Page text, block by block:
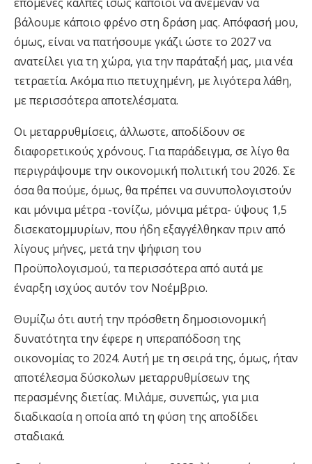
βάλουμε κάποιο φρένο στη δράση μας. Απόφασή μου,
όμως, είναι να πατήσουμε γκάζι ώστε το 2027 να
ανατείλει για τη χώρα, για την παράταξή μας, μια νέα
τετραετία. Ακόμα πιο πετυχημένη, με λιγότερα λάθη,
με περισσότερα αποτελέσματα.
Οι μεταρρυθμίσεις, άλλωστε, αποδίδουν σε
διαφορετικούς χρόνους. Για παράδειγμα, σε λίγο θα
περιγράψουμε την οικονομική πολιτική του 2026. Σε
όσα θα πούμε, όμως, θα πρέπει να συνυπολογιστούν
και μόνιμα μέτρα -τονίζω, μόνιμα μέτρα- ύψους 1,5
δισεκατομμυρίων, που ήδη εξαγγέλθηκαν πριν από
λίγους μήνες, μετά την ψήφιση του
Προϋπολογισμού, τα περισσότερα από αυτά με
έναρξη ισχύος αυτόν τον Νοέμβριο.
Θυμίζω ότι αυτή την πρόσθετη δημοσιονομική
δυνατότητα την έφερε η υπεραπόδοση της
οικονομίας το 2024. Αυτή με τη σειρά της, όμως, ήταν
αποτέλεσμα δύσκολων μεταρρυθμίσεων της
περασμένης διετίας. Μιλάμε, συνεπώς, για μια
διαδικασία η οποία από τη φύση της αποδίδει
σταδιακά.